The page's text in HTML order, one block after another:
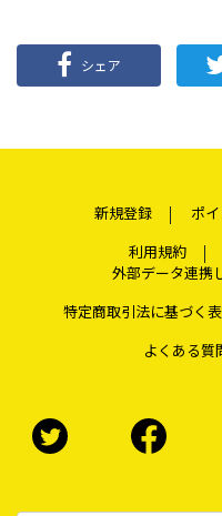
シェア
新規登録 ポ
利用規約
外部データ連携
特定商取引法に基づく
よくある質